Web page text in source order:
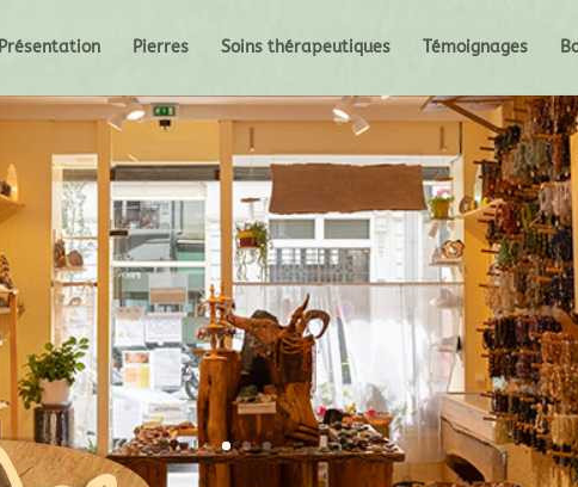
Présentation Pierres Soins thérapeutiques Témoignages